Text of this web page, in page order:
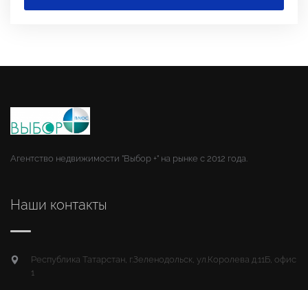
Агентство недвижимости "Выбор +" на рынке с 2012 года.
Наши контакты
Республика Татарстан, г.Зеленодольск, ул.Королева д.11Б, офис
1